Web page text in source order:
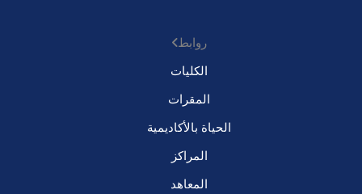
روابط
الكليات
المقرات
الحياة بالأكاديمية
المراكز
المعاهد